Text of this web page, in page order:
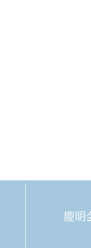
慶明